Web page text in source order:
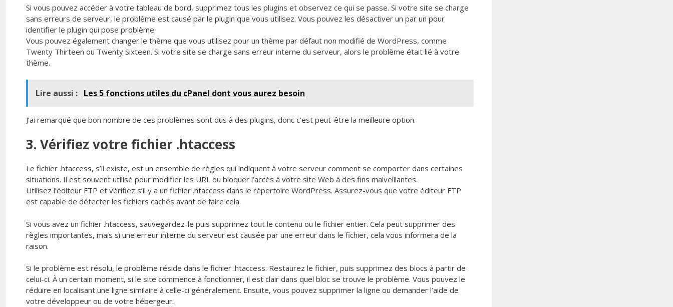
Si vous pouvez accéder à votre tableau de bord, supprimez tous les plugins et observez ce qui se passe. Si votre site se charge
sans erreurs de serveur, le problème est causé par le plugin que vous utilisez. Vous pouvez les désactiver un par un pour
identifier le plugin qui pose problème.
Vous pouvez également changer le thème que vous utilisez pour un thème par défaut non modifié de WordPress, comme
Twenty Thirteen ou Twenty Sixteen. Si votre site se charge sans erreur interne du serveur, alors le problème était lié à votre
thème.
Lire aussi : Les 5 fonctions utiles du cPanel dont vous aurez besoin
J’ai remarqué que bon nombre de ces problèmes sont dus à des plugins, donc c’est peut-être la meilleure option.
3. Vérifiez votre fichier .htaccess
Le fichier .htaccess, s’il existe, est un ensemble de règles qui indiquent à votre serveur comment se comporter dans certaines
situations. Il est souvent utilisé pour modifier les URL ou bloquer l’accès à votre site Web à des fins malveillantes.
Utilisez l’éditeur FTP et vérifiez s’il y a un fichier .htaccess dans le répertoire WordPress. Assurez-vous que votre éditeur FTP
est capable de détecter les fichiers cachés avant de faire cela.
Si vous avez un fichier .htaccess, sauvegardez-le puis supprimez tout le contenu ou le fichier entier. Cela peut supprimer des
règles importantes, mais si une erreur interne du serveur est causée par une erreur dans le fichier, cela vous informera de la
raison.
Si le problème est résolu, le problème réside dans le fichier .htaccess. Restaurez le fichier, puis supprimez des blocs à partir de
celui-ci. À un certain moment, si le site commence à fonctionner, il est clair dans quel bloc se trouve le problème. Vous pouvez le
réduire en localisant une ligne similaire à celle-ci généralement. Ensuite, vous pouvez supprimer la ligne ou demander l’aide de
votre développeur ou de votre hébergeur.